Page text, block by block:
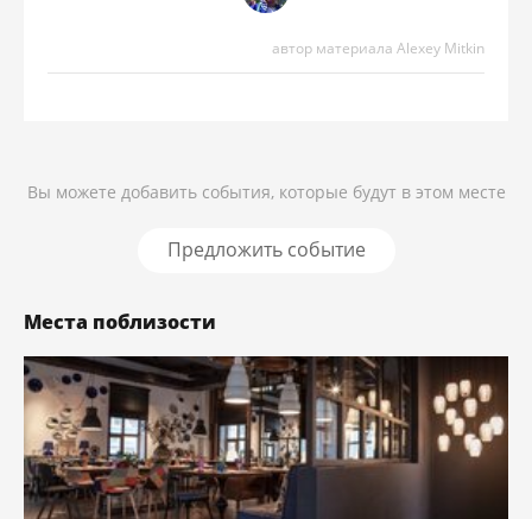
автор материала Alexey Mitkin
Вы можете добавить события, которые будут в этом месте
Предложить событие
Места поблизости